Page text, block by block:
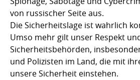
von russischer Seite aus.
Die Sicherheitslage ist wahrlich
Umso mehr gilt unser Respekt
Sicherheitsbehörden,
und Polizisten im Land, die mit
unsere Sicherheit einstehen.